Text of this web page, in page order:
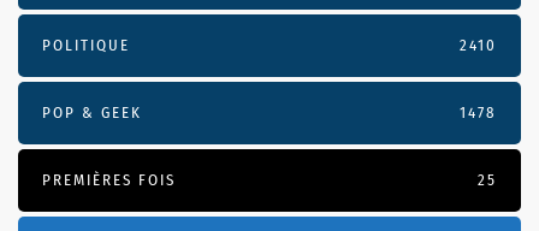
POLITIQUE 2410
POP & GEEK 1478
PREMIÈRES FOIS 25